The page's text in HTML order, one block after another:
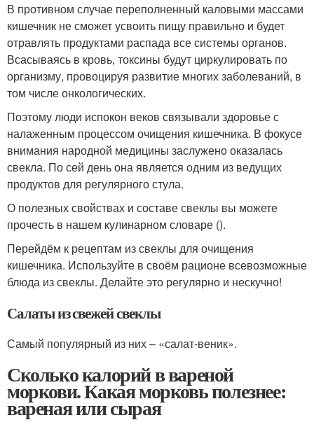
В противном случае переполненный каловыми массами
кишечник не сможет усвоить пищу правильно и будет
отравлять продуктами распада все системы органов.
Всасываясь в кровь, токсины будут циркулировать по
организму, провоцируя развитие многих заболеваний, в
том числе онкологических.
Поэтому люди испокон веков связывали здоровье с
налаженным процессом очищения кишечника. В фокусе
внимания народной медицины заслужено оказалась
свекла. По сей день она является одним из ведущих
продуктов для регулярного стула.
О полезных свойствах и составе свеклы вы можете
прочесть в нашем кулинарном словаре ().
Перейдём к рецептам из свеклы для очищения
кишечника. Используйте в своём рационе всевозможные
блюда из свеклы. Делайте это регулярно и нескучно!
Салаты из свежей свеклы
Самый популярный из них – «салат-веник».
Сколько калорий в вареной
моркови. Какая морковь полезнее:
вареная или сырая